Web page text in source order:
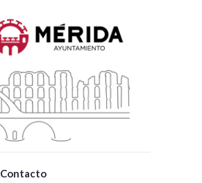
Contacto